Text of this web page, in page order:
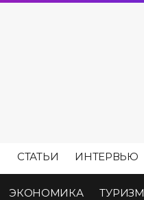
СТАТЬИ ИНТЕРВЬЮ
ЭКОНОМИКА ТУРИЗМ